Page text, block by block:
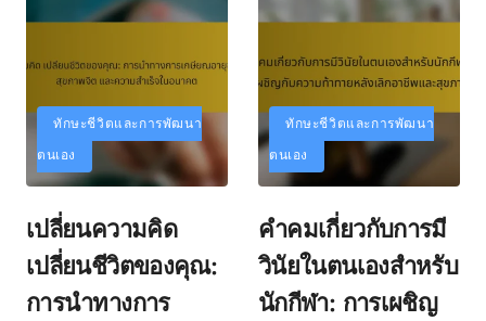
ทักษะชีวิตและการพัฒนา
ตนเอง
เปลี่ยนความคิด
เปลี่ยนชีวิตของคุณ:
การนำทางการ
ทักษะชีวิตและการพัฒนา
ตนเอง
คำคมเกี่ยวกับการมี
วินัยในตนเองสำหรับ
นักกีฬา: การเผชิญ